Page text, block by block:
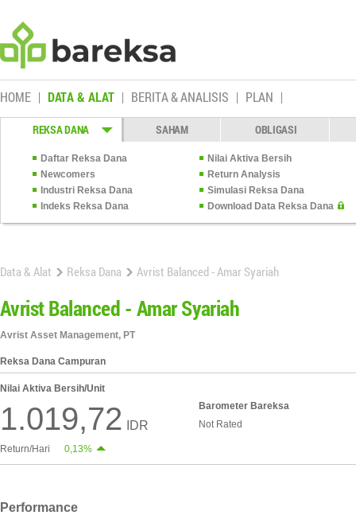
HOME DATA & ALAT BERITA & ANALISIS PLAN
REKSA DANA SAHAM OBLIGASI
Daftar Reksa Dana
Nilai Aktiva Bersih
Newcomers
Return Analysis
Industri Reksa Dana
Simulasi Reksa Dana
Indeks Reksa Dana
Download Data Reksa Dana
Data & Alat Reksa Dana Avrist Balanced - Amar Syariah
Avrist Balanced - Amar Syariah
Avrist Asset Management, PT
Reksa Dana Campuran
Nilai Aktiva Bersih/Unit
1.019,72 IDR
Barometer Bareksa
Not Rated
Return/Hari 0,13%
Performance